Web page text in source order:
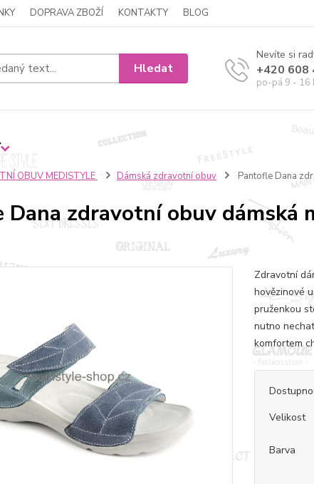
DOPRAVA ZBOŽÍ KONTAKTY BLOG
Hledat
Nevíte si
+420 608
po-pá 9 - 16
OBUV MEDISTYLE Dámská zdravotní obuv Pantofle Dana
Dana zdravotní obuv dámská
Zdravotní
hovězinové
pruženkou
nutno
komfortem
Velikost
Barva